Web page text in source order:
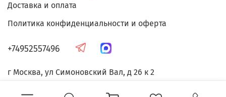
Доставка и оплата
Политика конфиденциальности и оферта
+74952557496
г Москва, ул Симоновский Вал, д 26 к 2